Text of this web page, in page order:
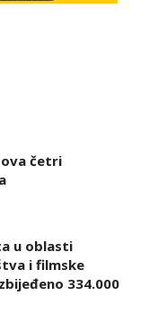
ova četri
u oblasti
i filmske
334.000